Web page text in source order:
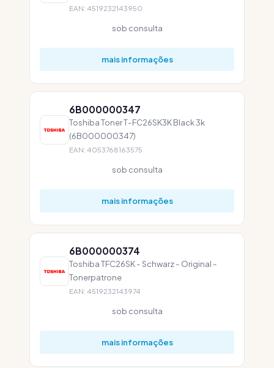
EAN: 4519232143950
sob consulta
mais informações
6B000000347
Toshiba Toner T-FC26SK3K Black 3k
(6B000000347)
EAN: 4053768163575
sob consulta
mais informações
6B000000374
Toshiba TFC26SK - Schwarz - Original -
Tonerpatrone
EAN: 4519232143974
sob consulta
mais informações